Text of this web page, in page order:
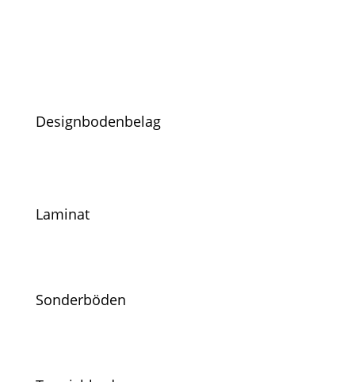
Designbodenbelag
Laminat
Sonderböden